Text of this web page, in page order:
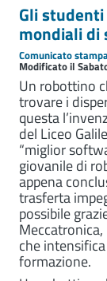
Gli
mondiali di
Comunicato
Modificato il
Un robottino
trovare i
questa
del Liceo
“miglior
giovanile di
appena
trasferta
possibile
che
formazione.